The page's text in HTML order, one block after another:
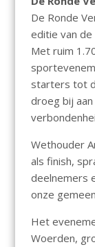
e
b
o
o
k
De Ronde
editie van
Met ruim
starters tot
droeg bij
Wethouder
als finish,
deelnemers
onze
Het
Woerden,